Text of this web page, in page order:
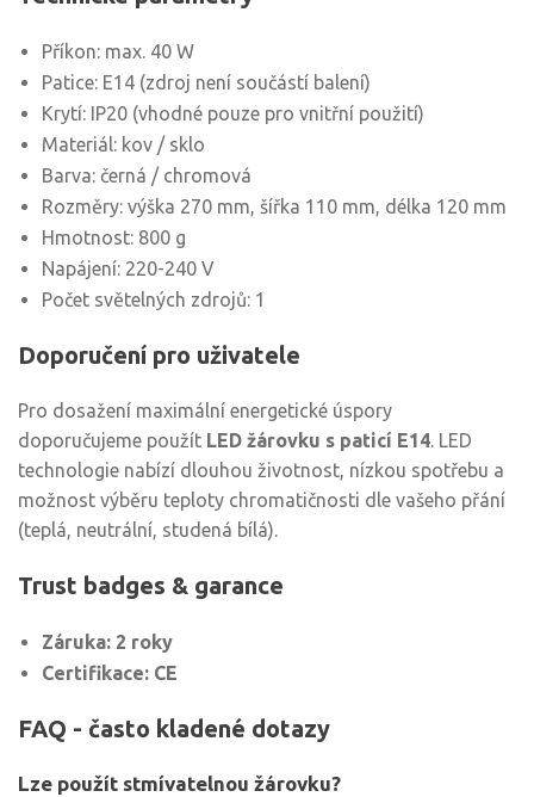
Příkon: max. 40 W
Patice: E14 (zdroj není součástí balení)
Krytí: IP20 (vhodné pouze pro vnitřní použití)
Materiál: kov / sklo
Barva: černá / chromová
Rozměry: výška 270 mm, šířka 110 mm, délka 120 mm
Hmotnost: 800 g
Napájení: 220-240 V
Počet světelných zdrojů: 1
Doporučení pro uživatele
Pro dosažení maximální energetické úspory
doporučujeme použít LED žárovku s paticí E14. LED
technologie nabízí dlouhou životnost, nízkou spotřebu a
možnost výběru teploty chromatičnosti dle vašeho přání
(teplá, neutrální, studená bílá).
Trust badges & garance
Záruka: 2 roky
Certifikace: CE
FAQ - často kladené dotazy
Lze použít stmívatelnou žárovku?